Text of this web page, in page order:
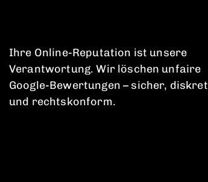
Ihre Online-Reputation ist unsere
Verantwortung. Wir löschen unfaire
Google-Bewertungen – sicher, diskret
und rechtskonform.